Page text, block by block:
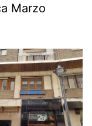
Marzo